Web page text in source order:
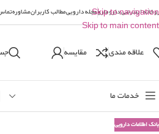
Skip to navigation
Skip to main content
اینترنتی دارومارومجله داروییمطالب کاربرانمشاوره
علاقه مندی مقایسه
خدمات ما
بانک اطلاعات دارویی